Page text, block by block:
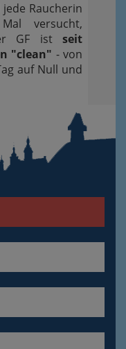
Raucherin
versucht,
GF ist seit
"clean" - von
auf Null und